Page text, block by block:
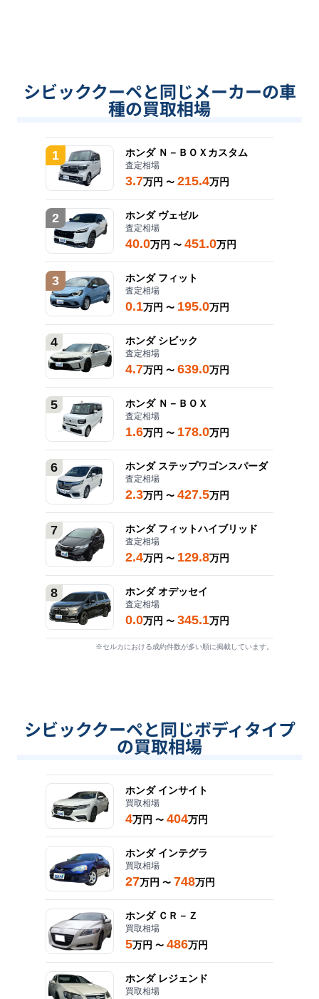
シビッククーペと同じメーカーの車
種の買取相場
1 ホンダ Ｎ－ＢＯＸカスタム
査定相場
3.7万円 〜 215.4万円
2 ホンダ ヴェゼル
査定相場
40.0万円 〜 451.0万円
3 ホンダ フィット
査定相場
0.1万円 〜 195.0万円
4 ホンダ シビック
査定相場
4.7万円 〜 639.0万円
5 ホンダ Ｎ－ＢＯＸ
査定相場
1.6万円 〜 178.0万円
6 ホンダ ステップワゴンスパーダ
査定相場
2.3万円 〜 427.5万円
7 ホンダ フィットハイブリッド
査定相場
2.4万円 〜 129.8万円
8 ホンダ オデッセイ
査定相場
0.0万円 〜 345.1万円
※セルカにおける成約件数が多い順に掲載しています。
シビッククーペと同じボディタイプ
の買取相場
ホンダ インサイト
買取相場
4万円 〜 404万円
ホンダ インテグラ
買取相場
27万円 〜 748万円
ホンダ ＣＲ－Ｚ
買取相場
5万円 〜 486万円
ホンダ レジェンド
買取相場